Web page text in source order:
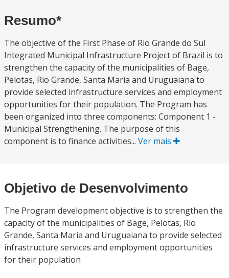
Resumo*
The objective of the First Phase of Rio Grande do Sul
Integrated Municipal Infrastructure Project of Brazil is to
strengthen the capacity of the municipalities of Bage,
Pelotas, Rio Grande, Santa Maria and Uruguaiana to
provide selected infrastructure services and employment
opportunities for their population. The Program has
been organized into three components: Component 1 -
Municipal Strengthening. The purpose of this
component is to finance activities... Ver mais
Objetivo de Desenvolvimento
The Program development objective is to strengthen the
capacity of the municipalities of Bage, Pelotas, Rio
Grande, Santa Maria and Uruguaiana to provide selected
infrastructure services and employment opportunities
for their population